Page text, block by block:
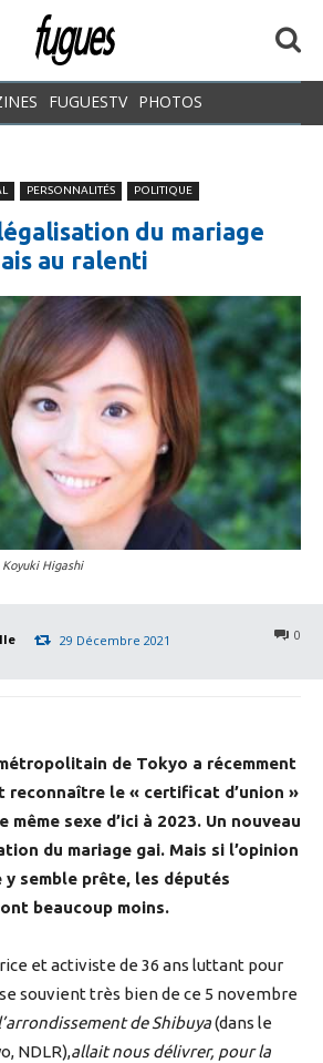
FUGUESTV PHOTOS
PERSONNALITÉS POLITIQUE
du mariage
au ralenti
Koyuki Higashi
0
29 Décembre 2021
de Tokyo a récemment
reconnaître le « certificat d’union »
même sexe d’ici à 2023. Un nouveau
du mariage gai. Mais si l’opinion
y semble prête, les députés
beaucoup moins.
et activiste de 36 ans luttant pour
souvient très bien de ce 5 novembre
de Shibuya(dans le
NDLR),allait nous délivrer, pour la